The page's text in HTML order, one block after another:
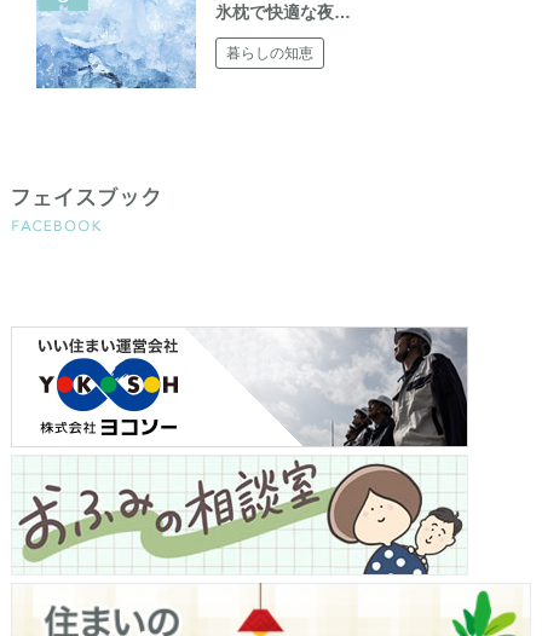
氷枕で快適な夜…
暮らしの知恵